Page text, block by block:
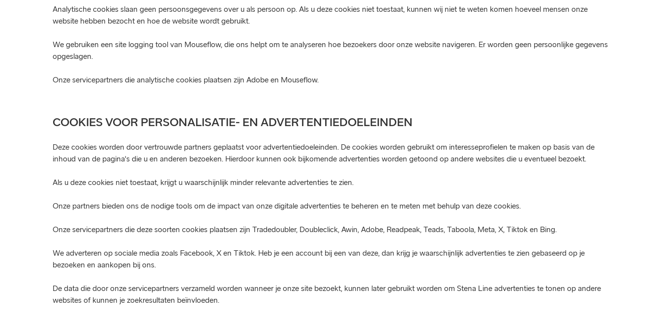
Analytische cookies slaan geen persoonsgegevens over u als persoon op. Als u deze cookies niet toestaat, kunnen wij niet te weten komen hoeveel mensen onze
website hebben bezocht en hoe de website wordt gebruikt.
We gebruiken een site logging tool van Mouseflow, die ons helpt om te analyseren hoe bezoekers door onze website navigeren. Er worden geen persoonlijke gegevens
opgeslagen.
Onze servicepartners die analytische cookies plaatsen zijn Adobe en Mouseflow.
COOKIES VOOR PERSONALISATIE- EN ADVERTENTIEDOELEINDEN
Deze cookies worden door vertrouwde partners geplaatst voor advertentiedoeleinden. De cookies worden gebruikt om interesseprofielen te maken op basis van de
inhoud van de pagina's die u en anderen bezoeken. Hierdoor kunnen ook bijkomende advertenties worden getoond op andere websites die u eventueel bezoekt.
Als u deze cookies niet toestaat, krijgt u waarschijnlijk minder relevante advertenties te zien.
Onze partners bieden ons de nodige tools om de impact van onze digitale advertenties te beheren en te meten met behulp van deze cookies.
Onze servicepartners die deze soorten cookies plaatsen zijn Tradedoubler, Doubleclick, Awin, Adobe, Readpeak, Teads, Taboola, Meta, X, Tiktok en Bing.
We adverteren op sociale media zoals Facebook, X en Tiktok. Heb je een account bij een van deze, dan krijg je waarschijnlijk advertenties te zien gebaseerd op je
bezoeken en aankopen bij ons.
De data die door onze servicepartners verzameld worden wanneer je onze site bezoekt, kunnen later gebruikt worden om Stena Line advertenties te tonen op andere
websites of kunnen je zoekresultaten beïnvloeden.